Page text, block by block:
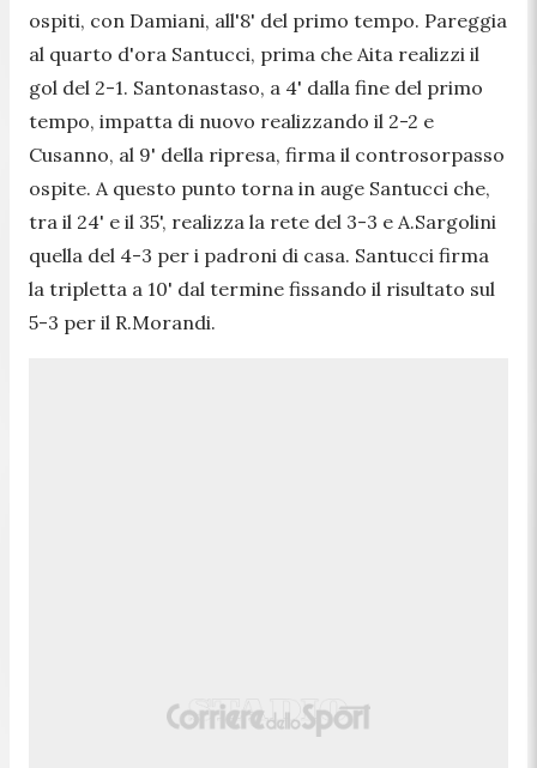
ospiti, con Damiani, all'8' del primo tempo. Pareggia
al quarto d'ora Santucci, prima che Aita realizzi il
gol del 2-1. Santonastaso, a 4' dalla fine del primo
tempo, impatta di nuovo realizzando il 2-2 e
Cusanno, al 9' della ripresa, firma il controsorpasso
ospite. A questo punto torna in auge Santucci che,
tra il 24' e il 35', realizza la rete del 3-3 e A.Sargolini
quella del 4-3 per i padroni di casa. Santucci firma
la tripletta a 10' dal termine fissando il risultato sul
5-3 per il R.Morandi.